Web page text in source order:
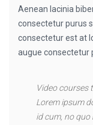
Aenean lacinia
consectetur purus
consectetur est at
augue
Video courses
Lorem ipsum
id cum, no quo